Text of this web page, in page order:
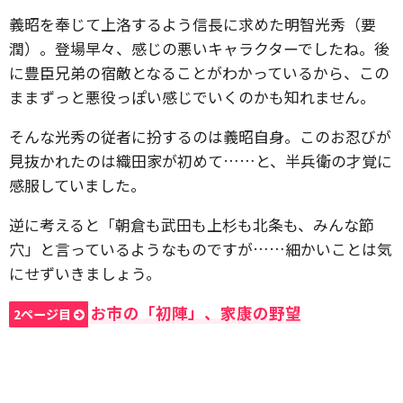
義昭を奉じて上洛するよう信長に求めた明智光秀（要
潤）。登場早々、感じの悪いキャラクターでしたね。後
に豊臣兄弟の宿敵となることがわかっているから、この
ままずっと悪役っぽい感じでいくのかも知れません。
そんな光秀の従者に扮するのは義昭自身。このお忍びが
見抜かれたのは織田家が初めて……と、半兵衛の才覚に
感服していました。
逆に考えると「朝倉も武田も上杉も北条も、みんな節
穴」と言っているようなものですが……細かいことは気
にせずいきましょう。
2ページ目 お市の「初陣」、家康の野望